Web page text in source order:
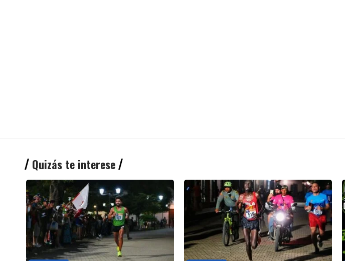
Quizás te interese